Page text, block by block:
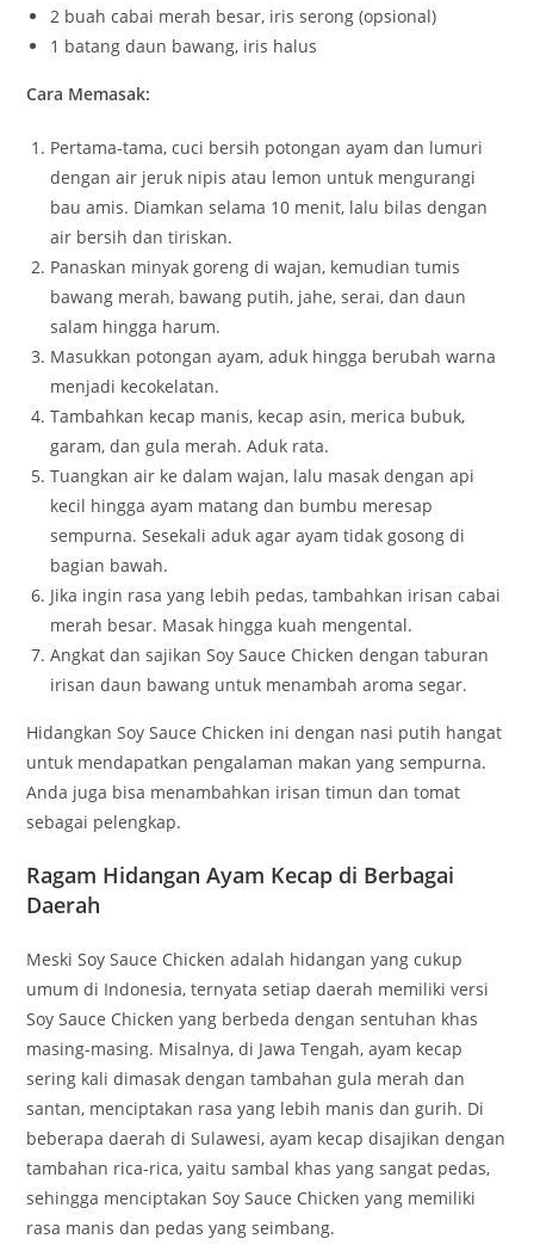
2 buah cabai merah besar, iris serong (opsional)
1 batang daun bawang, iris halus
Cara Memasak:
Pertama-tama, cuci bersih potongan ayam dan lumuri
dengan air jeruk nipis atau lemon untuk mengurangi
bau amis. Diamkan selama 10 menit, lalu bilas dengan
air bersih dan tiriskan.
Panaskan minyak goreng di wajan, kemudian tumis
bawang merah, bawang putih, jahe, serai, dan daun
salam hingga harum.
Masukkan potongan ayam, aduk hingga berubah warna
menjadi kecokelatan.
Tambahkan kecap manis, kecap asin, merica bubuk,
garam, dan gula merah. Aduk rata.
Tuangkan air ke dalam wajan, lalu masak dengan api
kecil hingga ayam matang dan bumbu meresap
sempurna. Sesekali aduk agar ayam tidak gosong di
bagian bawah.
Jika ingin rasa yang lebih pedas, tambahkan irisan cabai
merah besar. Masak hingga kuah mengental.
Angkat dan sajikan Soy Sauce Chicken dengan taburan
irisan daun bawang untuk menambah aroma segar.
Hidangkan Soy Sauce Chicken ini dengan nasi putih hangat
untuk mendapatkan pengalaman makan yang sempurna.
Anda juga bisa menambahkan irisan timun dan tomat
sebagai pelengkap.
Ragam Hidangan Ayam Kecap di Berbagai
Daerah
Meski Soy Sauce Chicken adalah hidangan yang cukup
umum di Indonesia, ternyata setiap daerah memiliki versi
Soy Sauce Chicken yang berbeda dengan sentuhan khas
masing-masing. Misalnya, di Jawa Tengah, ayam kecap
sering kali dimasak dengan tambahan gula merah dan
santan, menciptakan rasa yang lebih manis dan gurih. Di
beberapa daerah di Sulawesi, ayam kecap disajikan dengan
tambahan rica-rica, yaitu sambal khas yang sangat pedas,
sehingga menciptakan Soy Sauce Chicken yang memiliki
rasa manis dan pedas yang seimbang.